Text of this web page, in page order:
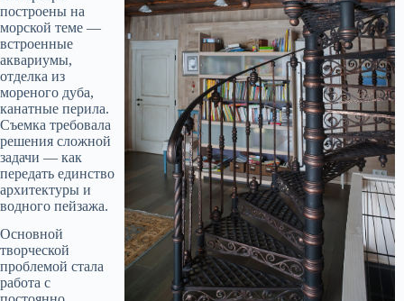
построены на
морской теме —
встроенные
аквариумы,
отделка из
мореного дуба,
канатные перила.
Съемка требовала
решения сложной
задачи — как
передать единство
архитектуры и
водного пейзажа.
Основной
творческой
проблемой стала
работа с